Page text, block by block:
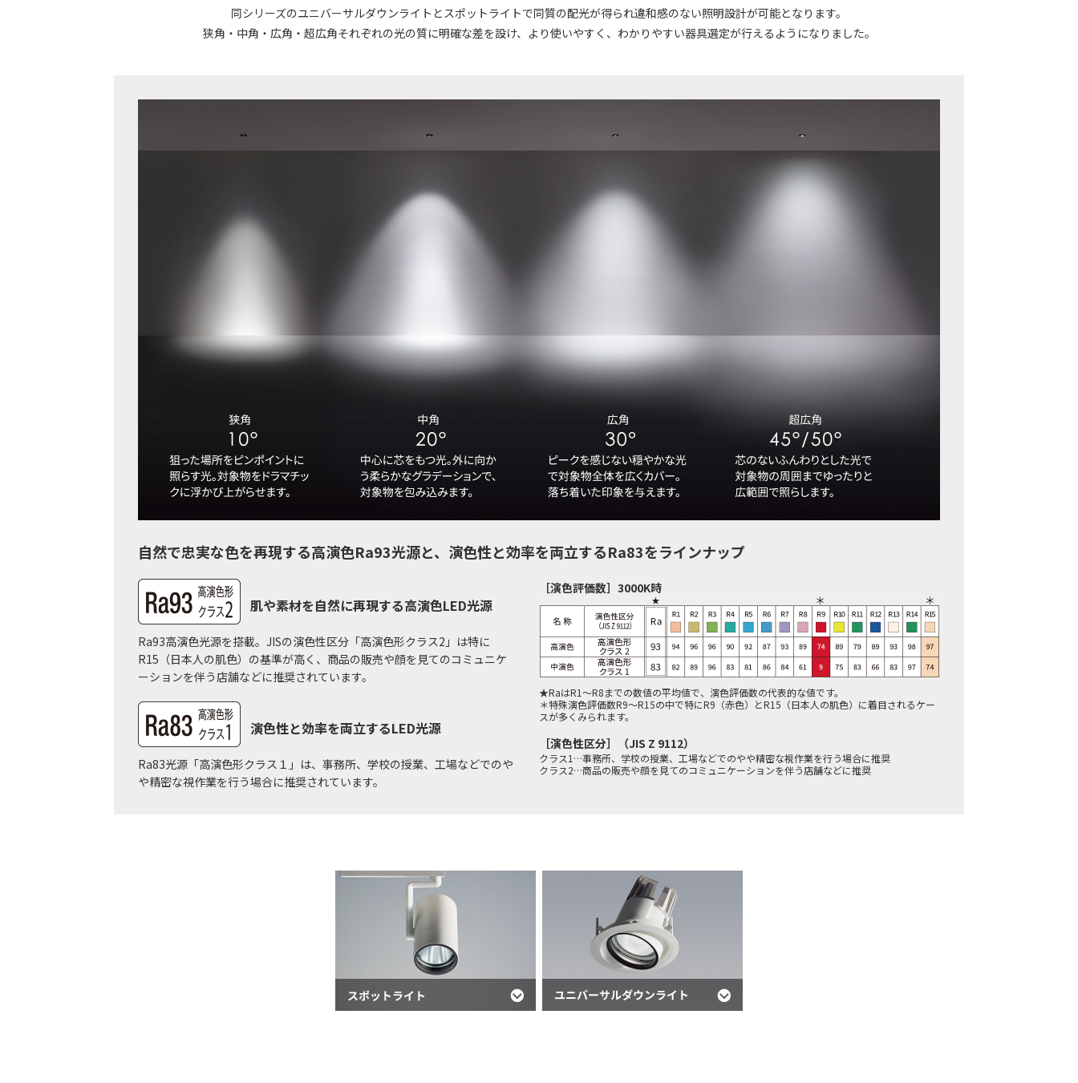
同シリーズのユニバーサルダウンライトとスポットライトで同質の配光が得られ違和感のない照明設計が可能となります。
狭角・中角・広角・超広角それぞれの光の質に明確な差を設け、より使いやすく、わかりやすい器具選定が行えるようになりました。
自然で忠実な色を再現する高演色Ra93光源と、演色性と効率を両立するRa83をラインナップ
肌や素材を自然に再現する高演色LED光源
Ra93高演色光源を搭載。JISの演色性区分「高演色形クラス2」は特に
R15（日本人の肌色）の基準が高く、商品の販売や顔を見てのコミュニケ
ーションを伴う店舗などに推奨されています。
演色性と効率を両立するLED光源
Ra83光源「高演色形クラス１」は、事務所、学校の授業、工場などでのや
や精密な視作業を行う場合に推奨されています。
［演色評価数］3000K時
★RaはR1～R8までの数値の平均値で、演色評価数の代表的な値です。
＊特殊演色評価数R9～R15の中で特にR9（赤色）とR15（日本人の肌色）に着目されるケー
スが多くみられます。
［演色性区分］（JIS Z 9112）
クラス1…事務所、学校の授業、工場などでのやや精密な視作業を行う場合に推奨
クラス2…商品の販売や顔を見てのコミュニケーションを伴う店舗などに推奨